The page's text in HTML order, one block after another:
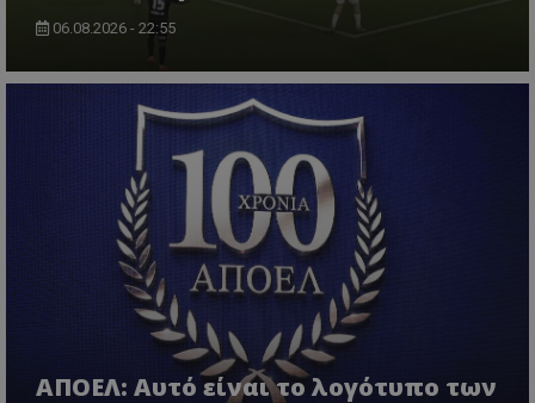
06.08.2026 - 22:55
ΑΠΟΕΛ: Αυτό είναι το λογότυπο των